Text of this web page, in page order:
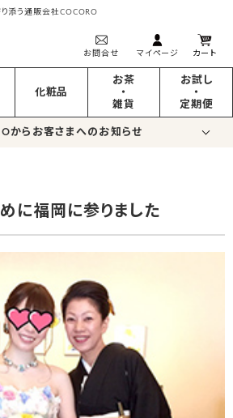
添う通販会社COCORO
お問合せ マイページ カート
化粧品
お茶
・
雑貨
お試し
・
定期便
からお客さまへのお知らせ
に福岡に参りました